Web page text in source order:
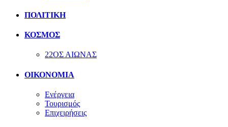
ΠΟΛΙΤΙΚΗ
ΚΟΣΜΟΣ
22ΟΣ ΑΙΩΝΑΣ
ΟΙΚΟΝΟΜΙΑ
Ενέργεια
Τουρισμός
Επιχειρήσεις